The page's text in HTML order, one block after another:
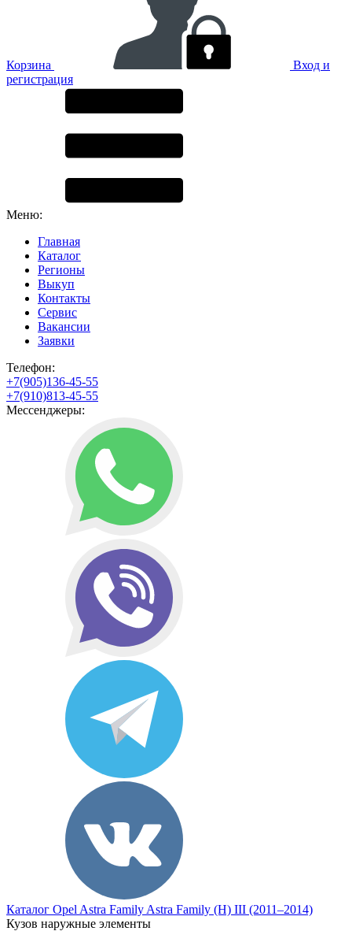
Корзина
Вход и
регистрация
Меню:
Главная
Каталог
Регионы
Выкуп
Контакты
Сервис
Вакансии
Заявки
Телефон:
+7(905)136-45-55
+7(910)813-45-55
Мессенджеры:
Каталог Opel Astra Family Astra Family (H) III (2011–2014)
Кузов наружные элементы